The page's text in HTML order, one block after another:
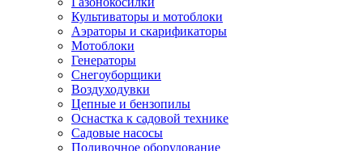
Щетки стеклоочистителей
Прочие аксессуары для автомобилей
Велосипеды и самокаты
Электротранспорт
Радиоуправляемые модели
Аксессуары для велосипедов
аксессуары для радиоуправляемых моделей
Расходные материалы
Бумага разная
Бумага для офисной техники
Культиваторы и мотоблоки
Аэраторы и скарификаторы
Мотоблоки
Генераторы
Снегоуборщики
Воздуходувки
Цепные и бензопилы
Оснастка к садовой технике
Садовые насосы
Поливочное оборудование